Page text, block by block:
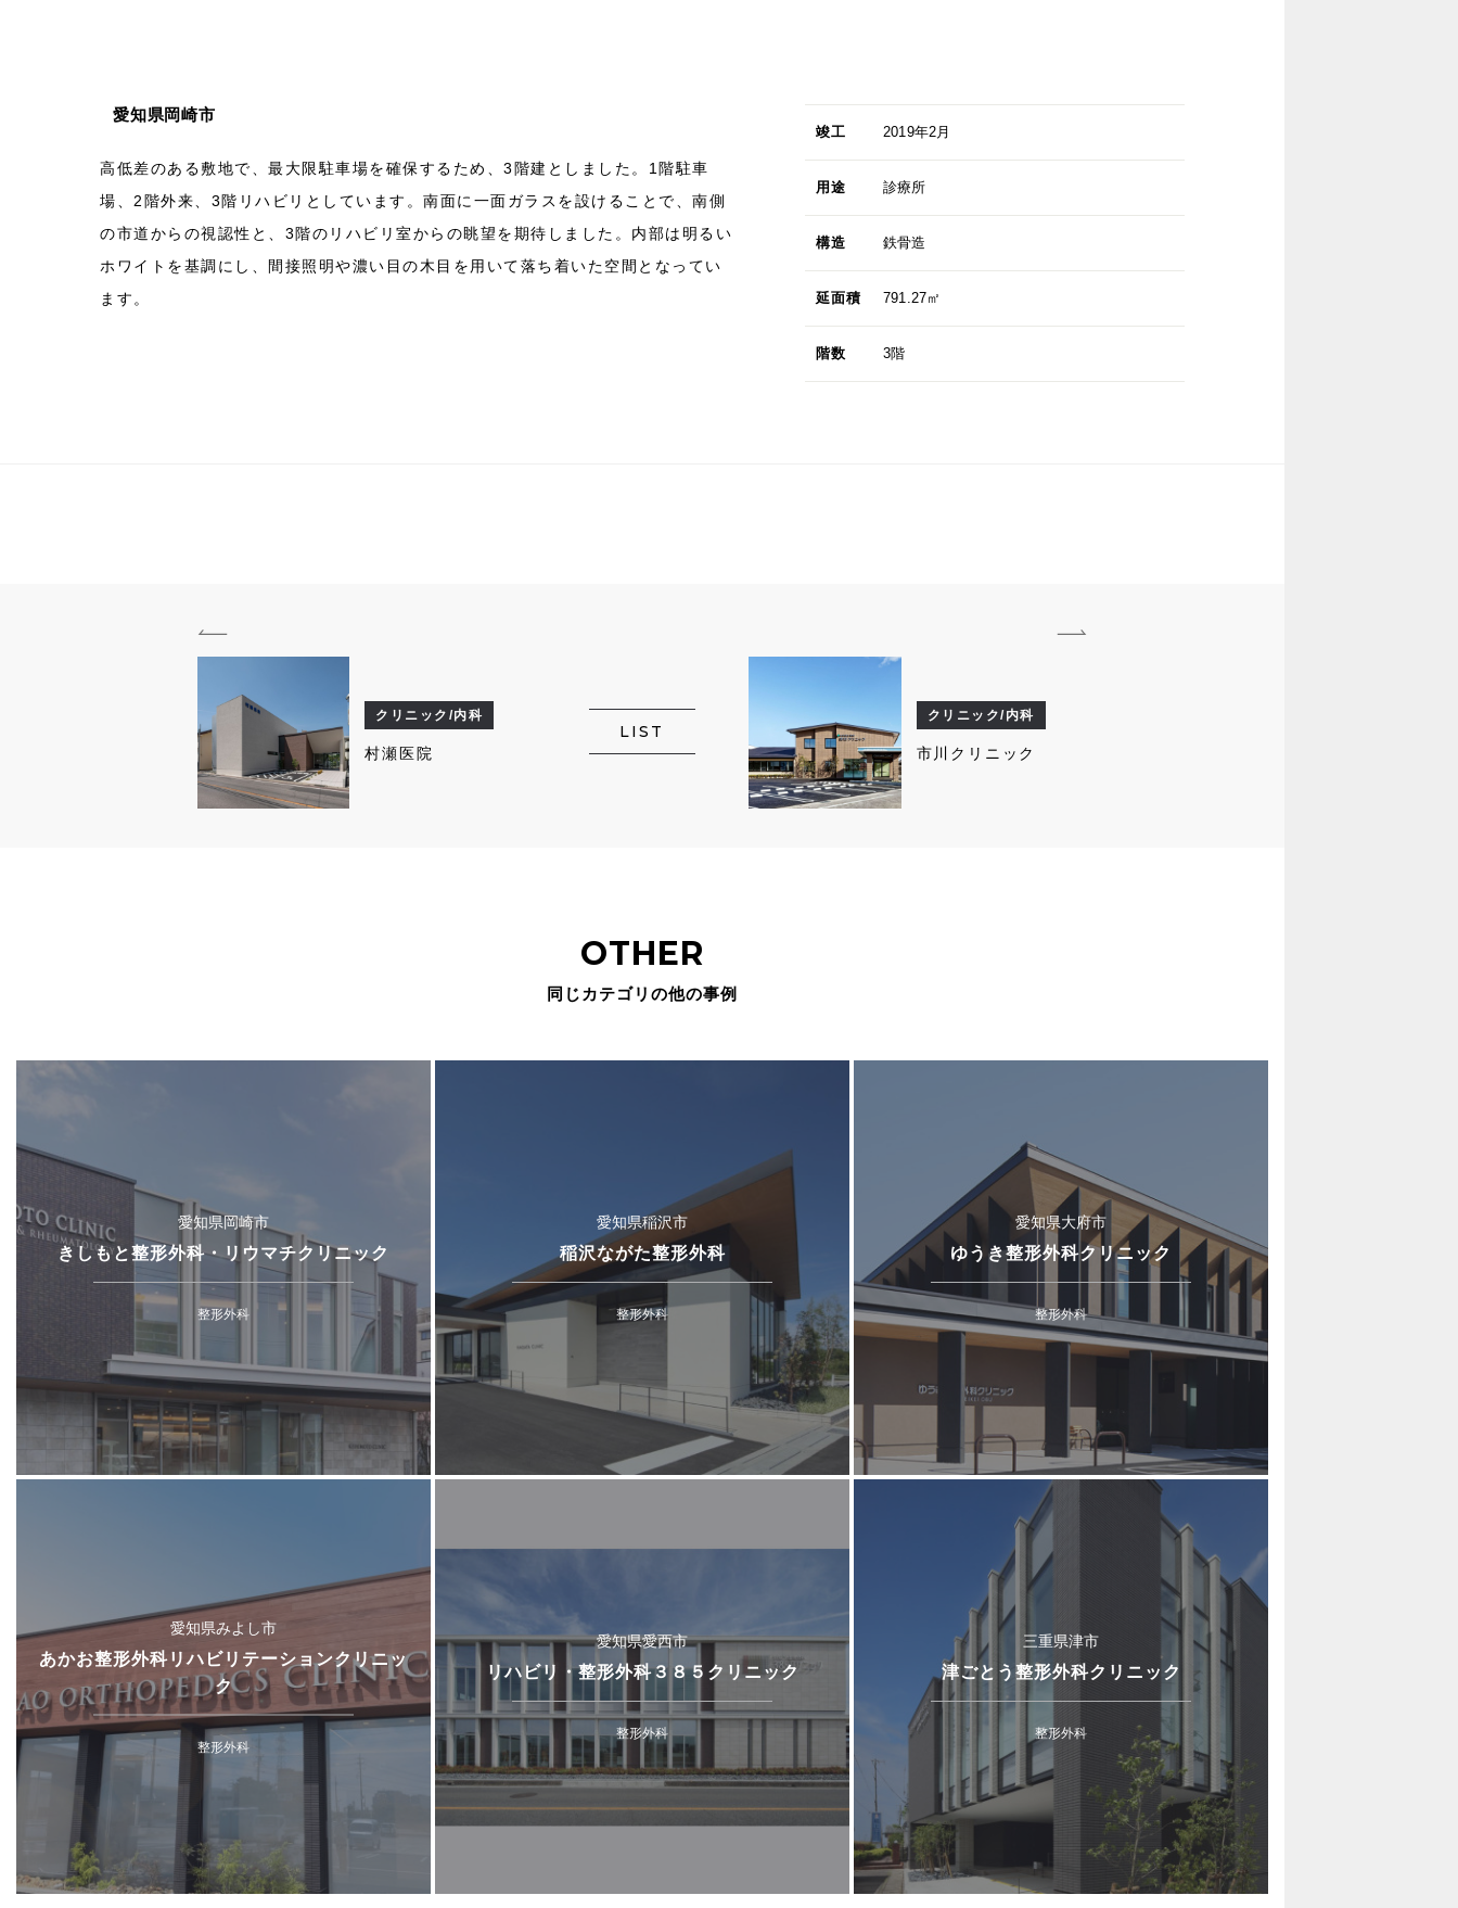
愛知県岡崎市
高低差のある敷地で、最大限駐車場を確保するため、3階建としました。1階駐車
場、2階外来、3階リハビリとしています。南面に一面ガラスを設けることで、南側
の市道からの視認性と、3階のリハビリ室からの眺望を期待しました。内部は明るい
ホワイトを基調にし、間接照明や濃い目の木目を用いて落ち着いた空間となってい
ます。
竣工 2019年2月
用途 診療所
構造 鉄骨造
延面積 791.27㎡
階数 3階
クリニック/内科
村瀬医院
LIST
クリニック/内科
市川クリニック
OTHER
同じカテゴリの他の事例
愛知県岡崎市
きしもと整形外科・リウマチクリニック
整形外科
愛知県稲沢市
稲沢ながた整形外科
整形外科
愛知県大府市
ゆうき整形外科クリニック
整形外科
愛知県みよし市
あかお整形外科リハビリテーションクリニッ
ク
整形外科
愛知県愛西市
リハビリ・整形外科３８５クリニック
整形外科
三重県津市
津ごとう整形外科クリニック
整形外科